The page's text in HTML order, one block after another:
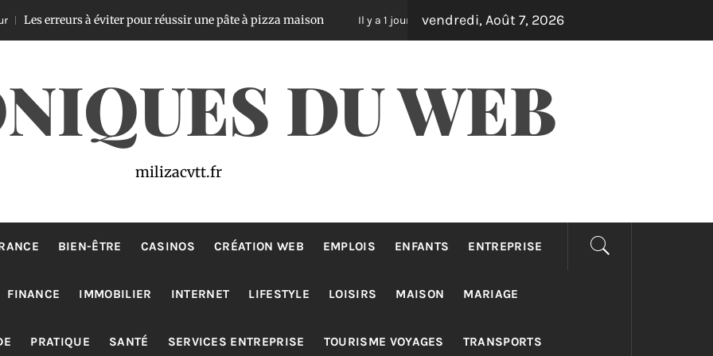
à éviter pour réussir une pâte à pizza maison Il y a 1 jour Assurance auto pro : différences taxi, vtc et loti
vendredi, Août 7, 2026
DU WEB
milizacvtt.fr
BIEN-ÊTRE CASINOS CRÉATION WEB EMPLOIS ENFANTS ENTREPRISE
FINANCE IMMOBILIER INTERNET LIFESTYLE LOISIRS MAISON MARIAGE
PRATIQUE SANTÉ SERVICES ENTREPRISE TOURISME VOYAGES TRANSPORTS